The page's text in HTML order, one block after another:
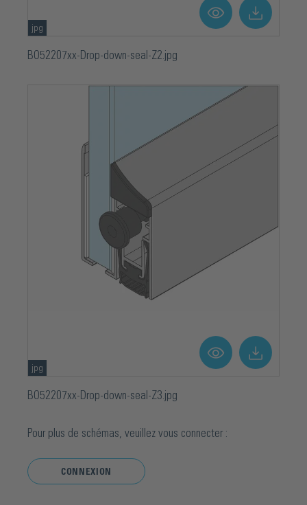
jpg
BO52207xx-Drop-down-seal-Z2.jpg
jpg
BO52207xx-Drop-down-seal-Z3.jpg
Pour plus de schémas, veuillez vous connecter :
CONNEXION